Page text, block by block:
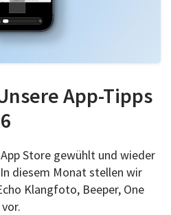
App-Tipps
Store gewühlt und wieder
diesem Monat stellen wir
Klangfoto, Beeper, One